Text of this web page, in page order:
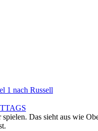
1 nach Russell
Das sieht aus wie